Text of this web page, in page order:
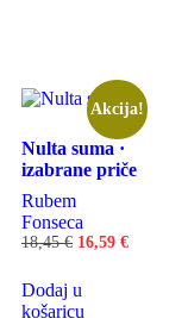
Akcija!
Nulta suma ·
izabrane priče
Rubem
Fonseca
18,45€ 16,59 €
Dodaj u
košaricu